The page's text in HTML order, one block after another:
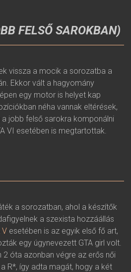
FELSŐ SAROKBAN)
vissza a mocik a sorozatba a
Ekkor vált a hagyomány
egy motor is helyet kap
néha vannak eltérések,
a jobb felső sarokra komponálni
VI esetében is megtartottak.
a sorozatban, ahol a készítők
a szexista hozzáállás
V esetében is az egyik első fő art,
egy úgynevezett GTA girl volt.
2 óta azonban végre az erős női
R*, így adta magát, hogy a két